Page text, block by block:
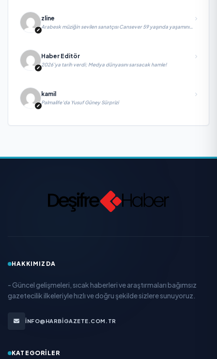
zline
Arabesk müziğin sevilen sanatçısı Cansever 59 yaşında yaşamını
Haber Editör
2026’ya tarih verdi; Medya dünyasını sarsacak hamle!
kamil
Palmalife’da Yusuf Güney Sürprizi
HAKKIMIZDA
- Güncel gelişmeleri, sıcak haberleri ve araştırmaları bağımsız
gazetecilik ilkeleriyle hızlı ve doğru şekilde sizlere sunuyoruz.
INFO@HARBIGAZETE.COM.TR
KATEGORILER